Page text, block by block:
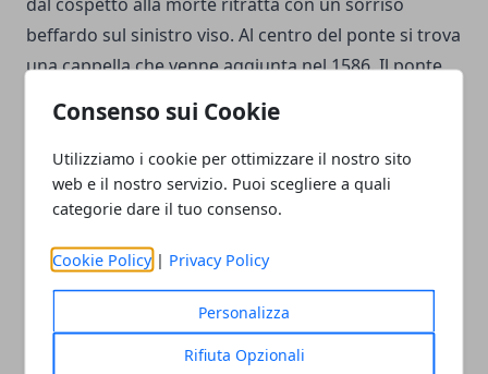
Consenso sui Cookie
Utilizziamo i cookie per ottimizzare il nostro sito
web e il nostro servizio. Puoi scegliere a quali
categorie dare il tuo consenso.
Cookie Policy | Privacy Policy
Personalizza
Rifiuta Opzionali
beffardo sul sinistro viso. Al centro del ponte si trova
una cappella che venne aggiunta nel 1586. Il ponte
rapidamente ricostruito. Una passeggiata nel centro
storico di Lucerna ti porterà ad ammirare delle
originalissime case a graticcio con le facciate
piacevolmente dipinte.
Whatsapp